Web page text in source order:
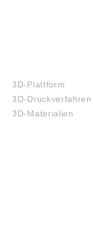
3D-Plattform
3D-Druckverfahren
3D-Materialien